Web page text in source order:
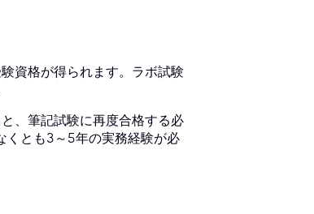
資格が得られます。ラボ試験
、筆記試験に再度合格する必
くとも3～5年の実務経験が必